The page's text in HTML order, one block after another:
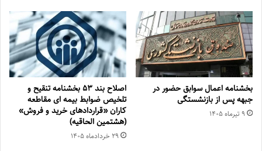
بخشنامه اعمال سوابق حضور در
جبهه پس از بازنشستگی
۹ تیر‌ماه ۱۴۰۵
اصلاح بند ۵۳ بخشنامه تنقیح و
تلخیص ضوابط بیمه ای مقاطعه
کاران «قراردادهای خرید و فروش»
(هشتمین الحاقیه)
۲۹ خرداد‌ماه ۱۴۰۵